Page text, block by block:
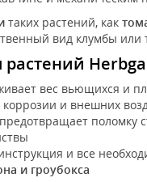
таких растений, как
вид клумбы
растений
вес вьющихся и
и внешних
поломку
и все
и гроубокса